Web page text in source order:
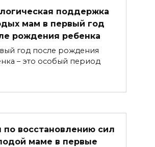
поддержка
мам в первый год
рождения ребенка
год после рождения
– это особый период
по восстановлению сил
маме в первые